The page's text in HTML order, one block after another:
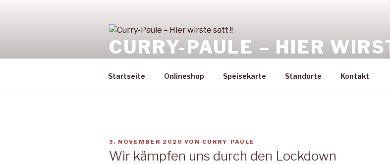
CURRY-PAULE – HIER
Startseite Onlineshop Speisekarte Standorte Kontakt
VERÖFFENTLICHT
3. NOVEMBER 2020 VON CURRY-PAULE
Wir kämpfen uns durch den Lockdown